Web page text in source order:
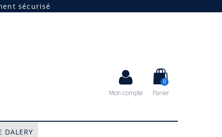
sécurisé
0
Panier
Mon compte
DALERY